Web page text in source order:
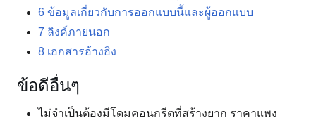
6 ข้อมูลเกี่ยวกับการออกแบบนี้และผู้ออกแบบ
7 ลิงค์ภายนอก
8 เอกสารอ้างอิง
ข้อดีอื่นๆ
ไม่จำเป็นต้องมีโดมคอนกรีตที่สร้างยาก ราคาแพง